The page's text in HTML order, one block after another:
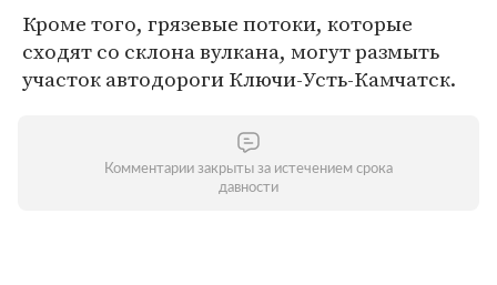
Кроме того, грязевые потоки, которые
сходят со склона вулкана, могут размыть
участок автодороги Ключи-Усть-Камчатск.
Комментарии закрыты за истечением срока
давности